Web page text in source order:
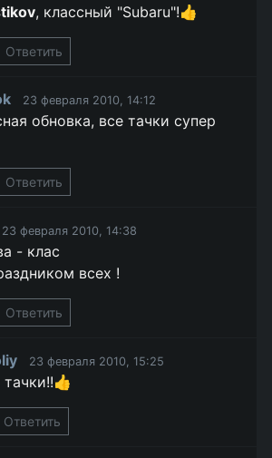
, классный "Subaru"!👍
Ответить
23 февраля 2010, 14:12
обновка, все тачки супер
Ответить
23 февраля 2010, 14:38
- клас
всех !
Ответить
23 февраля 2010, 15:25
тачки!!👍
Ответить